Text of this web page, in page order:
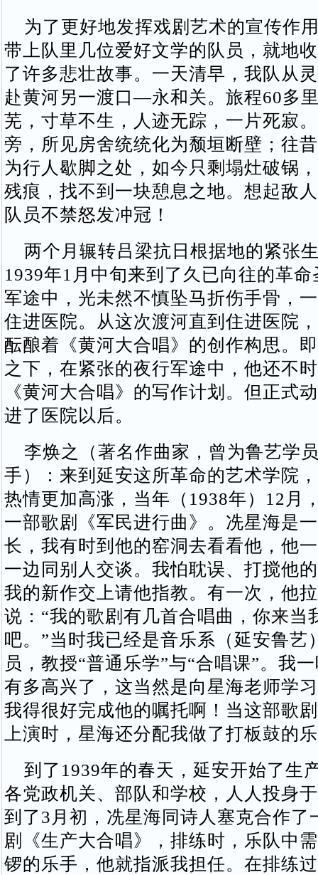
为了更好地发挥戏剧艺术的宣传作
带上队里几位爱好文学的队员，就地
了许多悲壮故事。一天清早，我队从
赴黄河另一渡口—永和关。旅程60多
芜，寸草不生，人迹无踪，一片死寂
旁，所见房舍统统化为颓垣断壁；往
为行人歇脚之处，如今只剩塌灶破锅
残痕，找不到一块憩息之地。想起敌
队员不禁怒发冲冠！
两个月辗转吕梁抗日根据地的紧张
1939年1月中旬来到了久已向往的革
军途中，光未然不慎坠马折伤手骨，
住进医院。从这次渡河直到住进医院
酝酿着《黄河大合唱》的创作构思。
之下，在紧张的夜行军途中，他还不
《黄河大合唱》的写作计划。但正式
进了医院以后。
李焕之（著名作曲家，曾为鲁艺学
手）：来到延安这所革命的艺术学院
热情更加高涨，当年（1938年）12月
一部歌剧《军民进行曲》。冼星海是
长，我有时到他的窑洞去看看他，他
一边同别人交谈。我怕耽误、打搅他
我的新作交上请他指教。有一次，他
说：“我的歌剧有几首合唱曲，你来当
吧。”当时我已经是音乐系（延安鲁艺
员，教授“普通乐学”与“合唱课”。我
有多高兴了，这当然是向星海老师学
我得很好完成他的嘱托啊！当这部歌
上演时，星海还分配我做了打板鼓的
到了1939年的春天，延安开始了生
各党政机关、部队和学校，人人投身
到了3月初，冼星海同诗人塞克合作了
剧《生产大合唱》，排练时，乐队中
锣的乐手，他就指派我担任。在排练